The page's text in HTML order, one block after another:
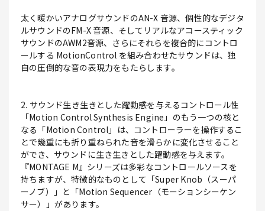
太く暖かいアナログサウンドのAN-X 音源、個性的なデジタ
ルサウンドのFM-X 音源、そしてリアルなアコースティック
サウンドのAWM2音源、さらにそれらを複合的にコントロ
ールする MotionControl を組み合わせたサウンドは、独
自の圧倒的な音の表現力をもたらします。
2. サウンド生き生きとした躍動感を与えるコントロール性
「Motion Control Synthesis Engine」のもう一つの核と
なる「Motion Control」は、コントローラーを操作するこ
とで幾重にも折り重ねられた音を滑らかに変化させること
ができ、サウンドに生き生きとした躍動感を与えます。
『MONTAGE M』シリーズは多彩なコントロールソースを
持ちますが、特徴的なものとして「Super Knob（スーパ
ーノブ）」と「Motion Sequencer（モーションシーケン
サー）」があります。